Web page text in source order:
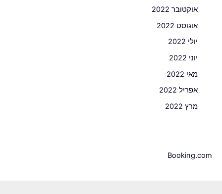
אוקטובר 2022
אוגוסט 2022
יולי 2022
יוני 2022
מאי 2022
אפריל 2022
מרץ 2022
Booking.com